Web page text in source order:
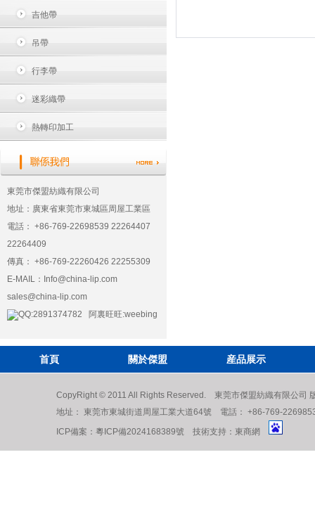
吉他帶
吊帶
行李帶
迷彩織帶
熱轉印加工
東莞市傑盟紡織有限公司
地址：廣東省東莞市東城區周屋工業區
電話： +86-769-22698539 22264407
22264409
傳真： +86-769-22260426 22255309
E-MAIL： Info@china-lip.com
sales@china-lip.com
QQ:2891374782 阿裏旺旺:weebing
首頁 關於傑盟 産品展示
CopyRight © 2011 All Rights Reserved. 東莞市傑盟紡織有限公司
地址： 東莞市東城街道周屋工業大道64號 電話： +86-769-
ICP備案： 粵ICP備2024168389號 技術支持： 東商網